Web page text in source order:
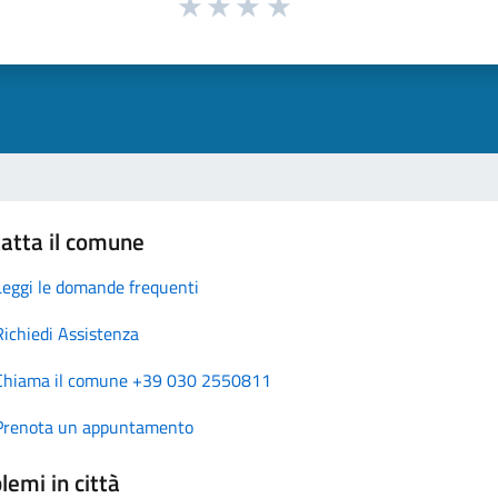
il comune
le domande frequenti
Assistenza
il comune +39 030 2550811
un appuntamento
in città